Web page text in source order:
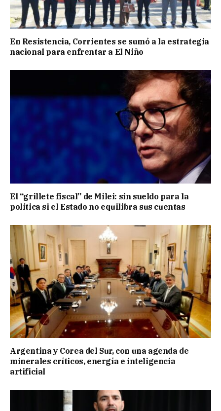
En Resistencia, Corrientes se sumó a la estrategia
nacional para enfrentar a El Niño
El “grillete fiscal” de Milei: sin sueldo para la
política si el Estado no equilibra sus cuentas
Argentina y Corea del Sur, con una agenda de
minerales críticos, energía e inteligencia
artificial